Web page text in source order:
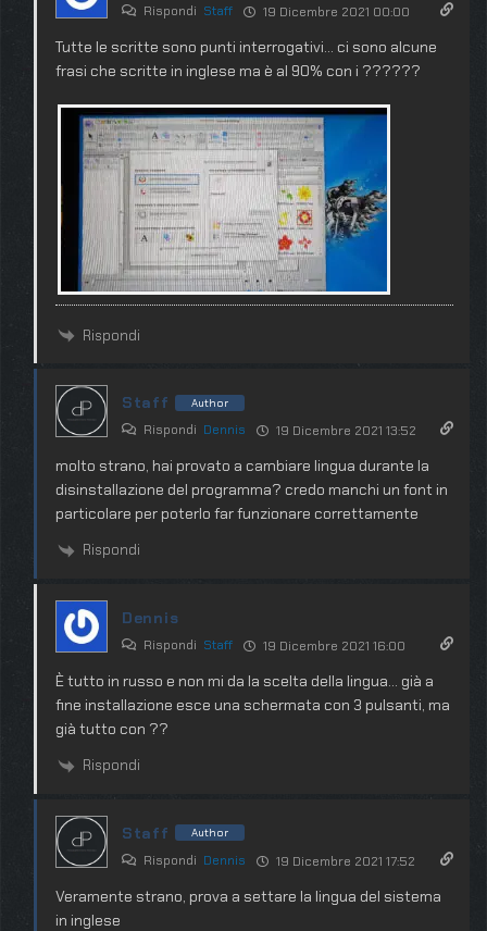
Rispondi Staff 19 Dicembre 2021 00:00
Tutte le scritte sono punti interrogativi… ci sono alcune
frasi che scritte in inglese ma è al 90% con i ??????
Rispondi
Staff Author
Rispondi Dennis 19 Dicembre 2021 13:52
molto strano, hai provato a cambiare lingua durante la
disinstallazione del programma? credo manchi un font in
particolare per poterlo far funzionare correttamente
Rispondi
Dennis
Rispondi Staff 19 Dicembre 2021 16:00
È tutto in russo e non mi da la scelta della lingua… già a
fine installazione esce una schermata con 3 pulsanti, ma
già tutto con ??
Rispondi
Staff Author
Rispondi Dennis 19 Dicembre 2021 17:52
Veramente strano, prova a settare la lingua del sistema
in inglese